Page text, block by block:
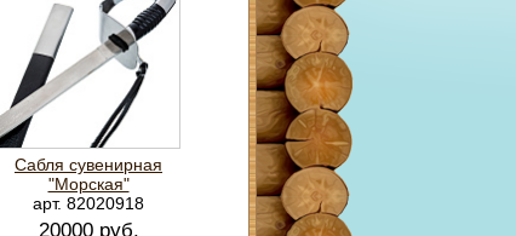
Сабля сувенирная
"Морская"
арт. 82020918
20000 руб.